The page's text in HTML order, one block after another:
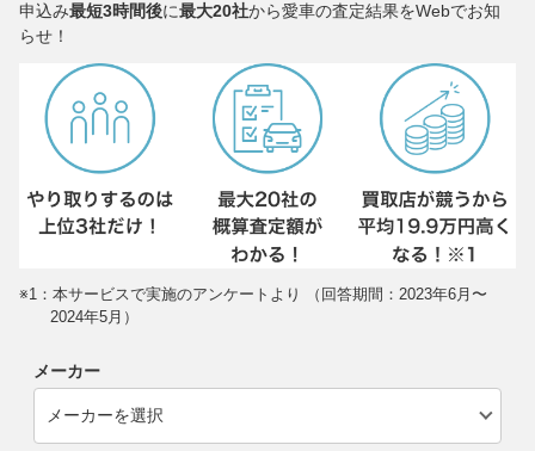
申込み最短3時間後に最大20社から愛車の査定結果をWebでお知
らせ！
※1：本サービスで実施のアンケートより （回答期間：2023年6月〜
2024年5月）
メーカー